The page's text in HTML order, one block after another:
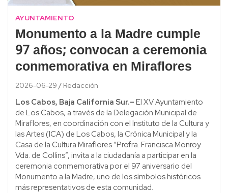
AYUNTAMIENTO
Monumento a la Madre cumple
97 años; convocan a ceremonia
conmemorativa en Miraflores
2026-06-29 Redacción
Los Cabos, Baja California Sur.– El XV Ayuntamiento
de Los Cabos, a través de la Delegación Municipal de
Miraflores, en coordinación con el Instituto de la Cultura y
las Artes (ICA) de Los Cabos, la Crónica Municipal y la
Casa de la Cultura Miraflores “Profra. Francisca Monroy
Vda. de Collins”, invita a la ciudadanía a participar en la
ceremonia conmemorativa por el 97 aniversario del
Monumento a la Madre, uno de los símbolos históricos
más representativos de esta comunidad.